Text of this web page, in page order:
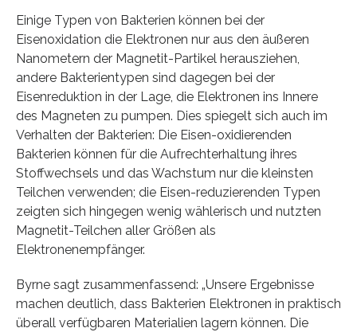
Einige Typen von Bakterien können bei der
Eisenoxidation die Elektronen nur aus den äußeren
Nanometern der Magnetit-Partikel herausziehen,
andere Bakterientypen sind dagegen bei der
Eisenreduktion in der Lage, die Elektronen ins Innere
des Magneten zu pumpen. Dies spiegelt sich auch im
Verhalten der Bakterien: Die Eisen-oxidierenden
Bakterien können für die Aufrechterhaltung ihres
Stoffwechsels und das Wachstum nur die kleinsten
Teilchen verwenden; die Eisen-reduzierenden Typen
zeigten sich hingegen wenig wählerisch und nutzten
Magnetit-Teilchen aller Größen als
Elektronenempfänger.
Byrne sagt zusammenfassend: „Unsere Ergebnisse
machen deutlich, dass Bakterien Elektronen in praktisch
überall verfügbaren Materialien lagern können. Die